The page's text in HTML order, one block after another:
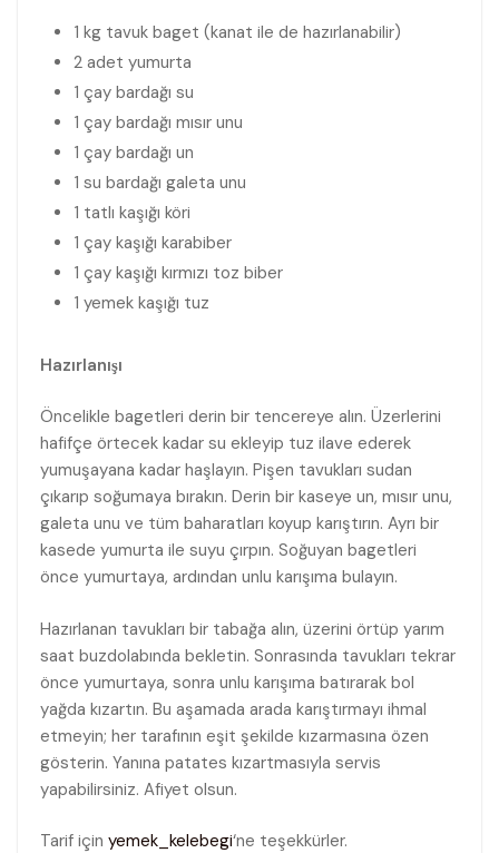
1 kg tavuk baget (kanat ile de hazırlanabilir)
2 adet yumurta
1 çay bardağı su
1 çay bardağı mısır unu
1 çay bardağı un
1 su bardağı galeta unu
1 tatlı kaşığı köri
1 çay kaşığı karabiber
1 çay kaşığı kırmızı toz biber
1 yemek kaşığı tuz
Hazırlanışı
Öncelikle bagetleri derin bir tencereye alın. Üzerlerini
hafifçe örtecek kadar su ekleyip tuz ilave ederek
yumuşayana kadar haşlayın. Pişen tavukları sudan
çıkarıp soğumaya bırakın. Derin bir kaseye un, mısır unu,
galeta unu ve tüm baharatları koyup karıştırın. Ayrı bir
kasede yumurta ile suyu çırpın. Soğuyan bagetleri
önce yumurtaya, ardından unlu karışıma bulayın.
Hazırlanan tavukları bir tabağa alın, üzerini örtüp yarım
saat buzdolabında bekletin. Sonrasında tavukları tekrar
önce yumurtaya, sonra unlu karışıma batırarak bol
yağda kızartın. Bu aşamada arada karıştırmayı ihmal
etmeyin; her tarafının eşit şekilde kızarmasına özen
gösterin. Yanına patates kızartmasıyla servis
yapabilirsiniz. Afiyet olsun.
Tarif için yemek_kelebegi‘ne teşekkürler.